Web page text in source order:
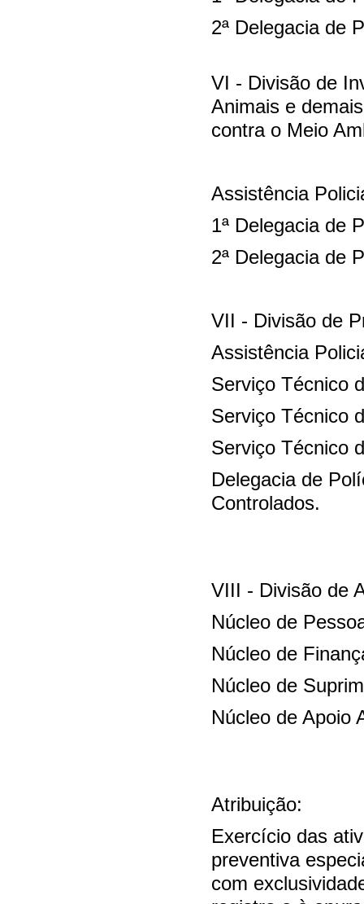
2ª Delegacia de
VI - Divisão de
Animais e
contra o Meio
Assistência
1ª Delegacia de
2ª Delegacia de
VII - Divisão de
Assistência
Serviço Técnico
Serviço Técnico
Serviço Técnico
Delegacia de
Controlados.
VIII - Divisão de
Núcleo de
Núcleo de
Núcleo de
Núcleo de Apoio
Atribuição:
Exercício das
preventiva
com